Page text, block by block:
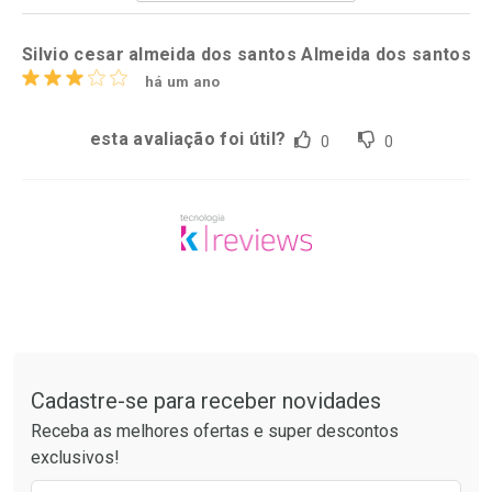
Por R$ 49,89/cada
Por R$ 52,64/cada
Silvio cesar almeida dos santos Almeida dos santos
há um ano
esta avaliação foi útil? 0 0
Cadastre-se para receber novidades
Receba as melhores ofertas e super descontos
exclusivos!